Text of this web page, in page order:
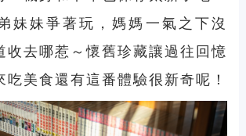
妹妹爭著玩，媽媽一氣之下沒
收去哪惹～懷舊珍藏讓過往回憶
吃美食還有這番體驗很新奇呢！